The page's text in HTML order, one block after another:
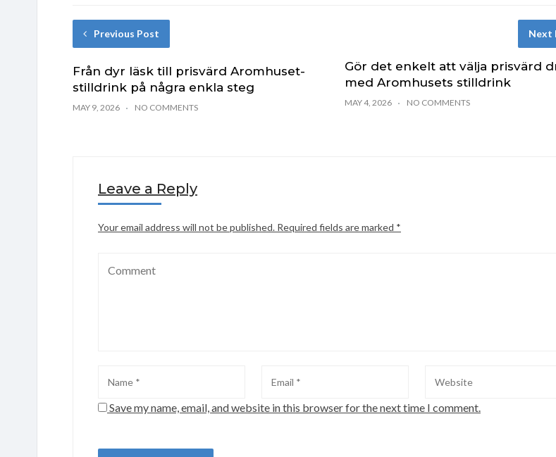
Previous Post
Från dyr läsk till prisvärd Aromhuset-
stilldrink på några enkla steg
MAY 9, 2026 NO COMMENTS
Next
Gör det enkelt att välja prisvärd
med Aromhusets stilldrink
MAY 4, 2026 NO COMMENTS
Leave a Reply
Your email address will not be published. Required fields are marked *
Save my name, email, and website in this browser for the next time I comment.